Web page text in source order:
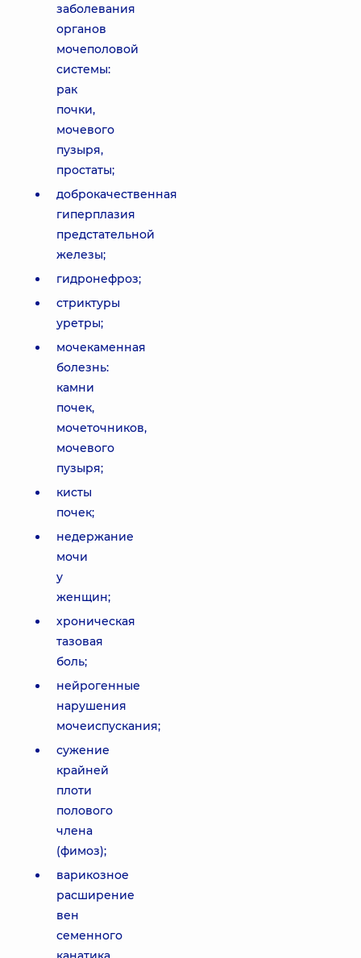
заболевания
органов
мочеполовой
системы:
рак
почки,
мочевого
пузыря,
простаты;
доброкачественная
гиперплазия
предстательной
железы;
гидронефроз;
стриктуры
уретры;
мочекаменная
болезнь:
камни
почек,
мочеточников,
мочевого
пузыря;
кисты
почек;
недержание
мочи
у
женщин;
хроническая
тазовая
боль;
нейрогенные
нарушения
мочеиспускания;
сужение
крайней
плоти
полового
члена
(фимоз);
варикозное
расширение
вен
семенного